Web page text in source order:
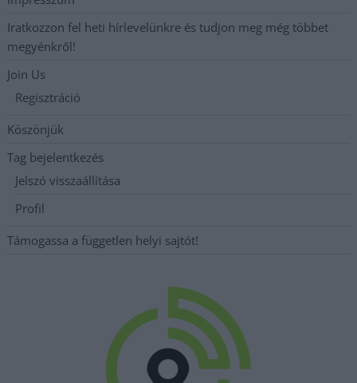
Iratkozzon fel heti hírlevelünkre és tudjon meg még többet
megyénkről!
Join Us
Regisztráció
Köszönjük
Tag bejelentkezés
Jelszó visszaállítása
Profil
Támogassa a független helyi sajtót!